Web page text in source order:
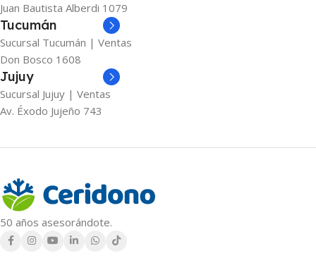
Juan Bautista Alberdi 1079
Tucumán
Sucursal Tucumán | Ventas
Don Bosco 1608
Jujuy
Sucursal Jujuy | Ventas
Av. Éxodo Jujeño 743
50 años asesorándote.